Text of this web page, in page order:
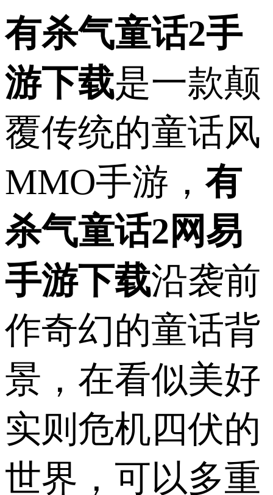
有杀气童话2手
游下载是一款颠
覆传统的童话风
MMO手游，有
杀气童话2网易
手游下载沿袭前
作奇幻的童话背
景，在看似美好
实则危机四伏的
世界，可以多重